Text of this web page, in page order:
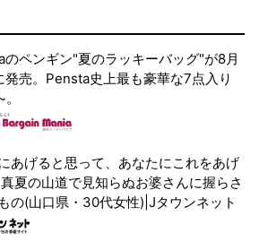
のペンギン"夏のラッキーバッグ"が8月
発売。Pensta史上最も豪華な7点入り
にあげると思って、あなたにこれをあげ
夏の山道で見知らぬお婆さんに握らさ
の(山口県・30代女性)|Jタウンネット